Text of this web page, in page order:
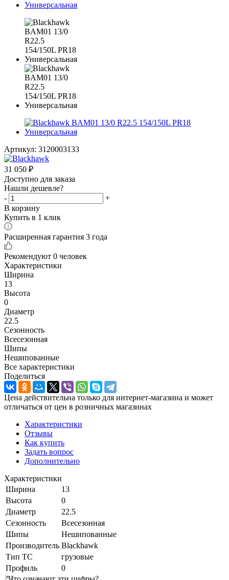
Артикул: 3120003133
31 050 ₽
Доступно для заказа
Нашли дешевле?
-
+
В корзину
Купить в 1 клик
Расширенная гарантия 3 года
Рекомендуют 0 человек
Характеристики
Ширина
13
Высота
0
Диаметр
22.5
Сезонность
Всесезонная
Шипы
Нешипованные
Все характеристики
Поделиться
Цена действительна только для интернет-магазина и может
отличаться от цен в розничных магазинах
Характеристики
Отзывы
Как купить
Задать вопрос
Дополнительно
Характеристики
Ширина
13
Высота
0
Диаметр
22.5
Сезонность
Всесезонная
Шипы
Нешипованные
Производитель Blackhawk
Тип ТС
грузовые
Профиль
0